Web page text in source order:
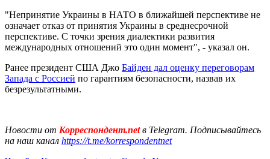
"Непринятие Украины в НАТО в ближайшей перспективе не
означает отказ от принятия Украины в среднесрочной
перспективе. С точки зрения диалектики развития
международных отношений это один момент", - указал он.
Ранее президент США Джо Байден дал оценку переговорам
Запада с Россией по гарантиям безопасности, назвав их
безрезультатными.
Новости от Корреспондент.netв Telegram. Подписывайтесь
на наш канал https://t.me/korrespondentnet